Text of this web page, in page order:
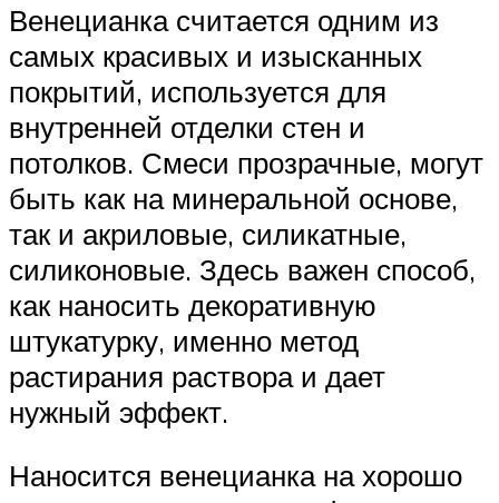
Венецианка считается одним из
самых красивых и изысканных
покрытий, используется для
внутренней отделки стен и
потолков. Смеси прозрачные, могут
быть как на минеральной основе,
так и акриловые, силикатные,
силиконовые. Здесь важен способ,
как наносить декоративную
штукатурку, именно метод
растирания раствора и дает
нужный эффект.
Наносится венецианка на хорошо